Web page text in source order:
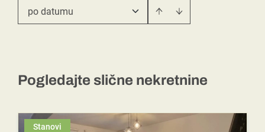
po datumu
Pogledajte slične nekretnine
Stanovi